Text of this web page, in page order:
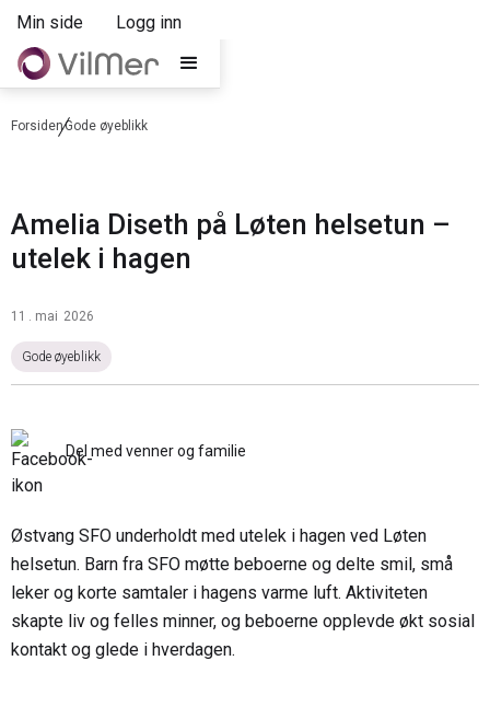
Min side Logg inn
ForsidenGode øyeblikk
Amelia Diseth på Løten helsetun –
utelek i hagen
11 . mai 2026
Gode øyeblikk
Del med venner og familie
Østvang SFO underholdt med utelek i hagen ved Løten
helsetun. Barn fra SFO møtte beboerne og delte smil, små
leker og korte samtaler i hagens varme luft. Aktiviteten
skapte liv og felles minner, og beboerne opplevde økt sosial
kontakt og glede i hverdagen.